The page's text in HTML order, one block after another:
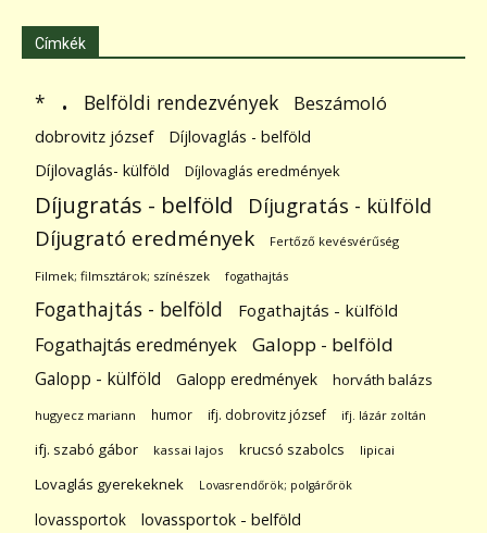
Címkék
* . Belföldi rendezvények Beszámoló
dobrovitz józsef
Díjlovaglás - belföld
Díjlovaglás- külföld
Díjlovaglás eredmények
Díjugratás - belföld Díjugratás - külföld
Díjugrató eredmények Fertőző kevésvérűség
Filmek; filmsztárok; színészek fogathajtás
Fogathajtás - belföld Fogathajtás - külföld
Fogathajtás eredmények Galopp - belföld
Galopp - külföld Galopp eredmények horváth balázs
hugyecz mariann humor ifj. dobrovitz józsef ifj. lázár zoltán
ifj. szabó gábor kassai lajos krucsó szabolcs lipicai
Lovaglás gyerekeknek Lovasrendőrök; polgárőrök
lovassportok lovassportok - belföld